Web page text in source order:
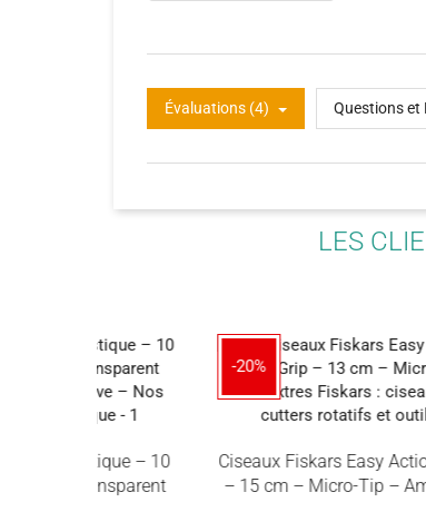
Évaluations (4) Questions et
LES
-20%
Ciseaux Fiskars Easy Action SoftGrip
– 15 cm – Micro-Tip – Ambidextres